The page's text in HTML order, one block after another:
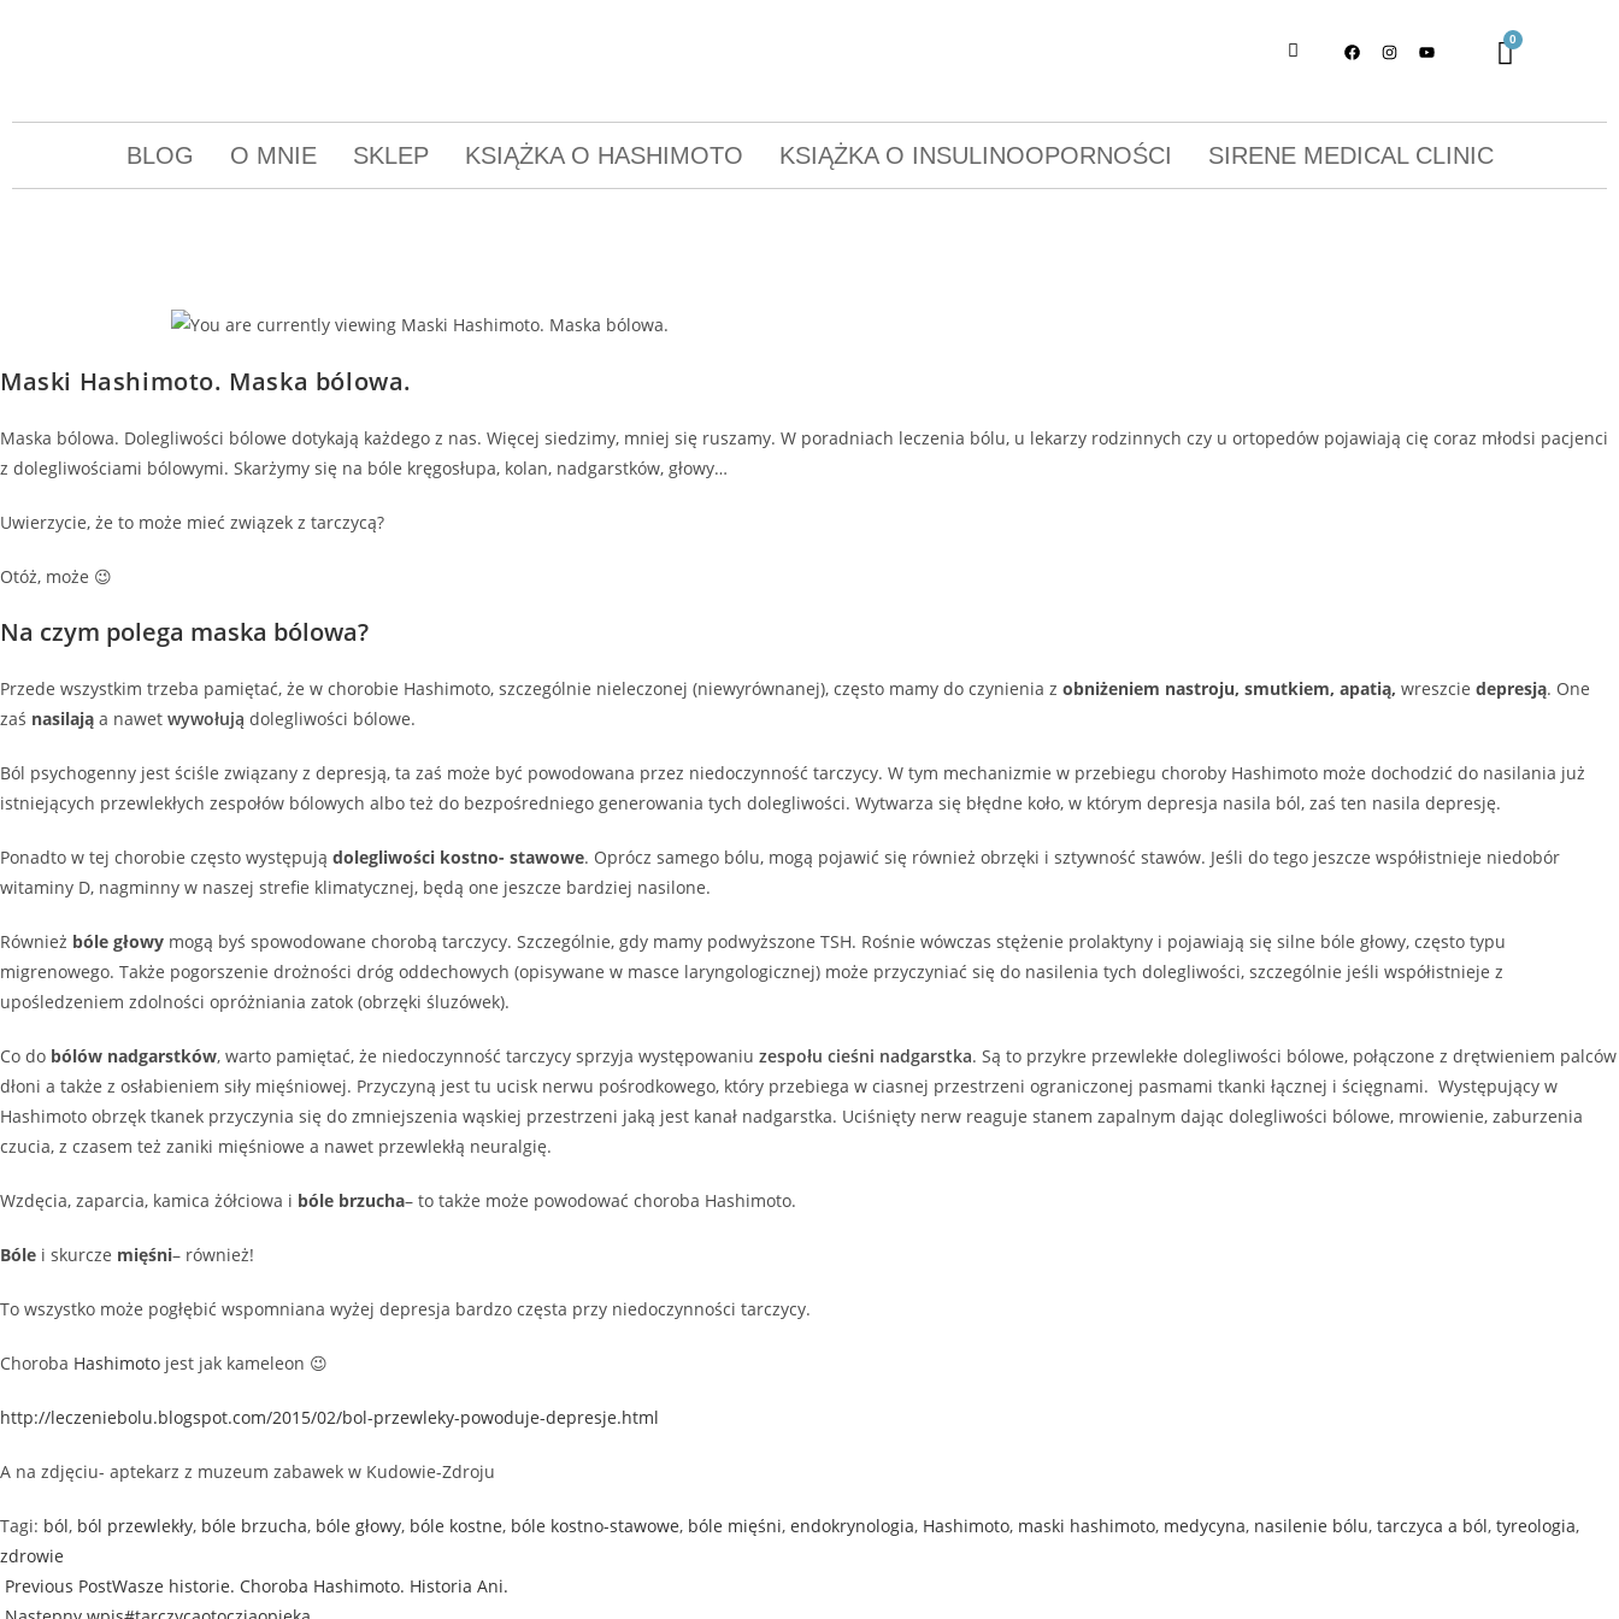
BLOG O MNIE SKLEP KSIĄŻKA O HASHIMOTO KSIĄŻKA O INSULINOOPORNOŚCI SIRENE MEDICAL CLINIC
Maski Hashimoto. Maska bólowa.
Maska bólowa. Dolegliwości bólowe dotykają każdego z nas. Więcej siedzimy, mniej się ruszamy. W poradniach leczenia bólu, u lekarzy rodzinnych czy u ortopedów pojawiają cię coraz młodsi pacjenci
z dolegliwościami bólowymi. Skarżymy się na bóle kręgosłupa, kolan, nadgarstków, głowy…
Uwierzycie, że to może mieć związek z tarczycą?
Otóż, może 😉
Na czym polega maska bólowa?
Przede wszystkim trzeba pamiętać, że w chorobie Hashimoto, szczególnie nieleczonej (niewyrównanej), często mamy do czynienia z obniżeniem nastroju, smutkiem, apatią, wreszcie depresją. One
zaś nasilają a nawet wywołują dolegliwości bólowe.
Ból psychogenny jest ściśle związany z depresją, ta zaś może być powodowana przez niedoczynność tarczycy. W tym mechanizmie w przebiegu choroby Hashimoto może dochodzić do nasilania już
istniejących przewlekłych zespołów bólowych albo też do bezpośredniego generowania tych dolegliwości. Wytwarza się błędne koło, w którym depresja nasila ból, zaś ten nasila depresję.
Ponadto w tej chorobie często występują dolegliwości kostno- stawowe. Oprócz samego bólu, mogą pojawić się również obrzęki i sztywność stawów. Jeśli do tego jeszcze współistnieje niedobór
witaminy D, nagminny w naszej strefie klimatycznej, będą one jeszcze bardziej nasilone.
Również bóle głowy mogą byś spowodowane chorobą tarczycy. Szczególnie, gdy mamy podwyższone TSH. Rośnie wówczas stężenie prolaktyny i pojawiają się silne bóle głowy, często typu
migrenowego. Także pogorszenie drożności dróg oddechowych (opisywane w masce laryngologicznej) może przyczyniać się do nasilenia tych dolegliwości, szczególnie jeśli współistnieje z
upośledzeniem zdolności opróżniania zatok (obrzęki śluzówek).
Co do bólów nadgarstków, warto pamiętać, że niedoczynność tarczycy sprzyja występowaniu zespołu cieśni nadgarstka. Są to przykre przewlekłe dolegliwości bólowe, połączone z drętwieniem palców
dłoni a także z osłabieniem siły mięśniowej. Przyczyną jest tu ucisk nerwu pośrodkowego, który przebiega w ciasnej przestrzeni ograniczonej pasmami tkanki łącznej i ścięgnami. Występujący w
Hashimoto obrzęk tkanek przyczynia się do zmniejszenia wąskiej przestrzeni jaką jest kanał nadgarstka. Uciśnięty nerw reaguje stanem zapalnym dając dolegliwości bólowe, mrowienie, zaburzenia
czucia, z czasem też zaniki mięśniowe a nawet przewlekłą neuralgię.
Wzdęcia, zaparcia, kamica żółciowa i bóle brzucha– to także może powodować choroba Hashimoto.
Bóle i skurcze mięśni– również!
To wszystko może pogłębić wspomniana wyżej depresja bardzo częsta przy niedoczynności tarczycy.
Choroba Hashimoto jest jak kameleon 😉
http://leczeniebolu.blogspot.com/2015/02/bol-przewleky-powoduje-depresje.html
A na zdjęciu- aptekarz z muzeum zabawek w Kudowie-Zdroju
Tagi: ból, ból przewlekły, bóle brzucha, bóle głowy, bóle kostne, bóle kostno-stawowe, bóle mięśni, endokrynologia, Hashimoto, maski hashimoto, medycyna, nasilenie bólu, tarczyca a ból, tyreologia,
zdrowie
Previous PostWasze historie. Choroba Hashimoto. Historia Ani.